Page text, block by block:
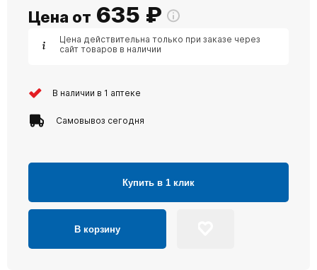
Цена от 635 ₽
Цена действительна только при заказе через
сайт товаров в наличии
В наличии в 1 аптеке
Самовывоз сегодня
Купить в 1 клик
В корзину